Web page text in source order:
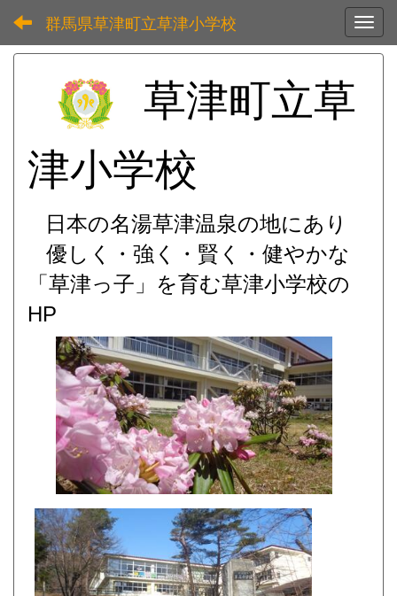
群馬県草津町立草津小学校
草津町立草
津小学校
日本の名湯草津温泉の地にあり
優しく・強く・賢く・健やかな
「草津っ子」を育む草津小学校の
HP